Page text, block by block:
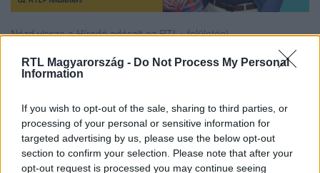
RTL Magyarország - Do Not Process My Personal
Information
If you wish to opt-out of the sale, sharing to third parties, or
processing of your personal or sensitive information for
targeted advertising by us, please use the below opt-out
section to confirm your selection. Please note that after your
opt-out request is processed you may continue seeing
Nézd vissza a Híradó adásait az RTL+ felületén!
legyen a Google-találatokban!